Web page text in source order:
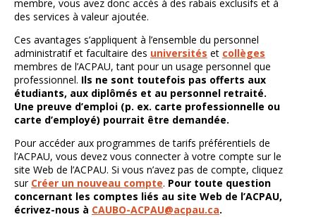
membre, vous avez donc accès à des rabais exclusifs et à
des services à valeur ajoutée.
Ces avantages s’appliquent à l’ensemble du personnel
administratif et facultaire des universités et collèges
membres de l’ACPAU, tant pour un usage personnel que
professionnel. Ils ne sont toutefois pas offerts aux
étudiants, aux diplômés et au personnel retraité.
Une preuve d’emploi (p. ex. carte professionnelle ou
carte d’employé) pourrait être demandée.
Pour accéder aux programmes de tarifs préférentiels de
l’ACPAU, vous devez vous connecter à votre compte sur le
site Web de l’ACPAU. Si vous n’avez pas de compte, cliquez
sur Créer un nouveau compte. Pour toute question
concernant les comptes liés au site Web de l’ACPAU,
écrivez-nous à CAUBO-ACPAU@acpau.ca.